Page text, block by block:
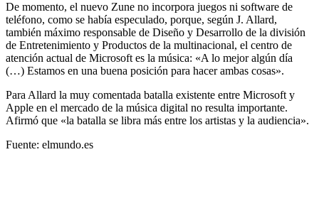
De momento, el nuevo Zune no incorpora juegos ni software de
teléfono, como se había especulado, porque, según J. Allard,
también máximo responsable de Diseño y Desarrollo de la división
de Entretenimiento y Productos de la multinacional, el centro de
atención actual de Microsoft es la música: «A lo mejor algún día
(…) Estamos en una buena posición para hacer ambas cosas».
Para Allard la muy comentada batalla existente entre Microsoft y
Apple en el mercado de la música digital no resulta importante.
Afirmó que «la batalla se libra más entre los artistas y la audiencia».
Fuente: elmundo.es